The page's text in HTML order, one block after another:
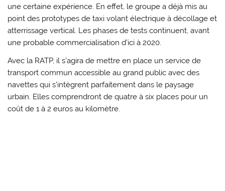
une certaine expérience. En effet, le groupe a déjà mis au
point des prototypes de taxi volant électrique à décollage et
atterrissage vertical. Les phases de tests continuent, avant
une probable commercialisation d’ici à 2020.
Avec la RATP, il s’agira de mettre en place un service de
transport commun accessible au grand public avec des
navettes qui s’intègrent parfaitement dans le paysage
urbain. Elles comprendront de quatre à six places pour un
coût de 1 à 2 euros au kilomètre.